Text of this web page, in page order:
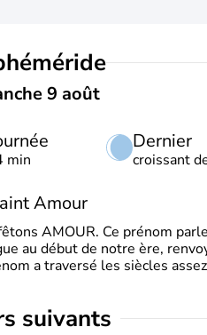
9 août
min
Dernier
croissant
Amour
AMOUR. Ce prénom
au début de notre ère,
a traversé les siècles
suivants